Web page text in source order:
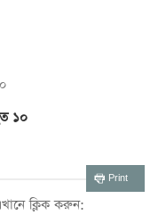
১০
Print
ক্লিক করুন: